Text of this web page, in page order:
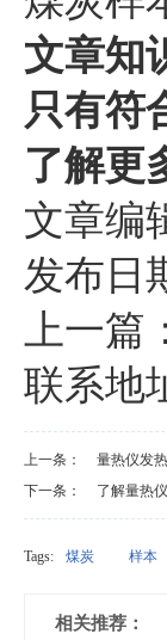
文章知
只有符
了解更
文章编
发布日
上一篇：
联系地
上一条：
量热仪发
下一条：
了解量热
Tags: 煤炭 样本
相关推荐：